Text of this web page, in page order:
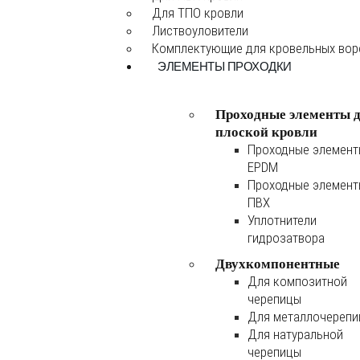
Для ТПО кровли
Листвоуловители
Комплектующие для кровельных
ЭЛЕМЕНТЫ ПРОХОДКИ
Проходные элементы
плоской кровли
Проходные
EPDM
Проходные
ПВХ
Уплотнители
гидрозатвора
Двухкомпонентные
Для композитной
черепицы
Для
Для натуральной
черепицы